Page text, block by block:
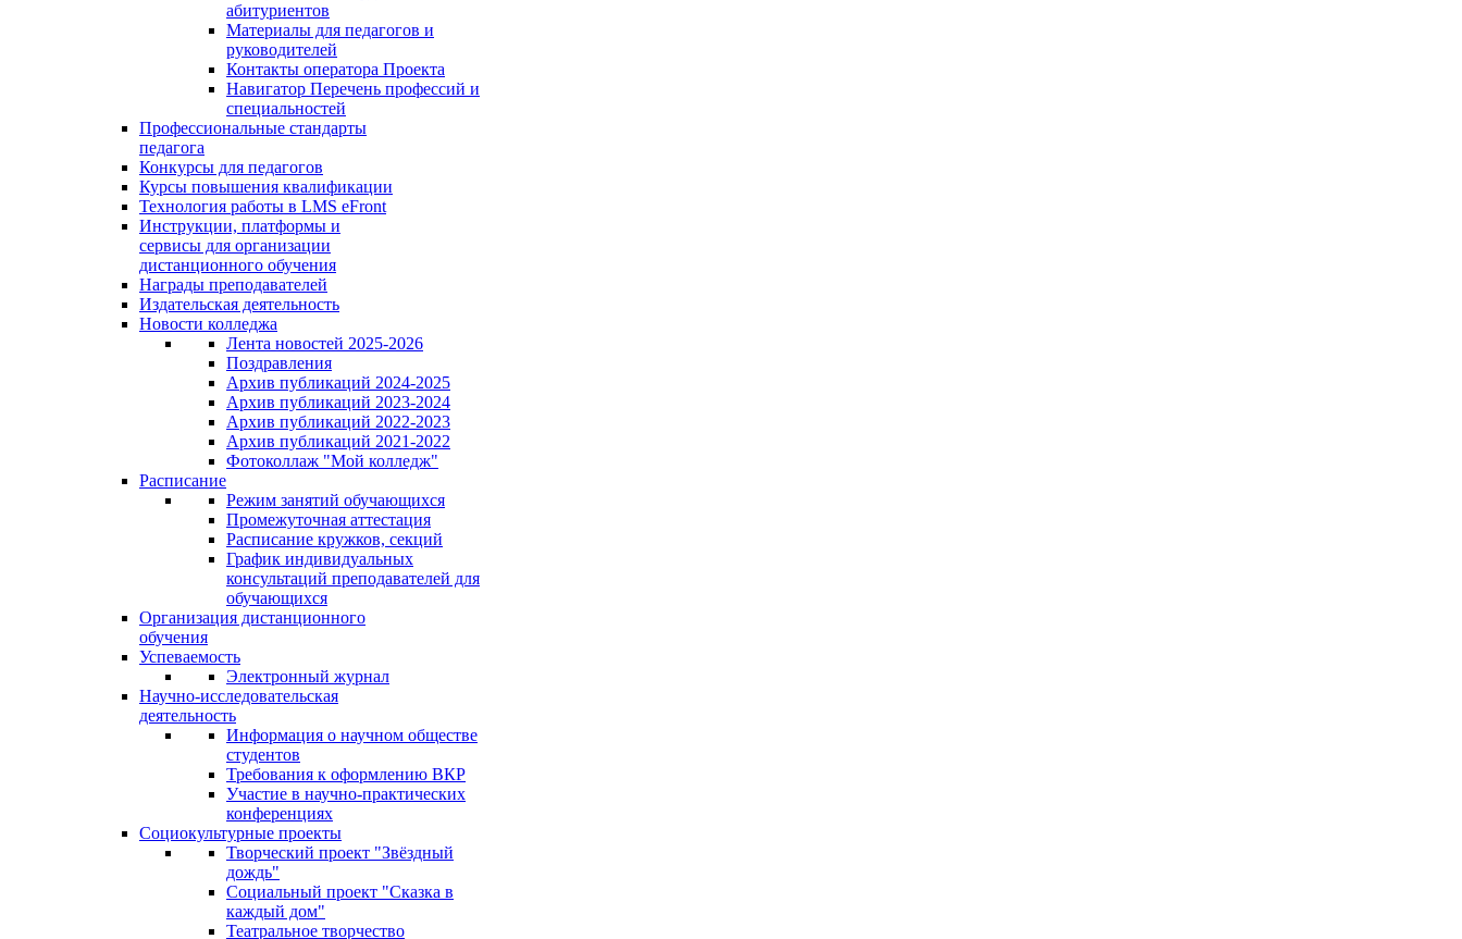
абитуриентов
Материалы для педагогов и
руководителей
Контакты оператора Проекта
Навигатор Перечень профессий и
специальностей
Профессиональные стандарты
педагога
Конкурсы для педагогов
Курсы повышения квалификации
Технология работы в LMS eFront
Инструкции, платформы и
сервисы для организации
дистанционного обучения
Награды преподавателей
Издательская деятельность
Новости колледжа
Лента новостей 2025-2026
Поздравления
Архив публикаций 2024-2025
Архив публикаций 2023-2024
Архив публикаций 2022-2023
Архив публикаций 2021-2022
Фотоколлаж "Мой колледж"
Расписание
Режим занятий обучающихся
Промежуточная аттестация
Расписание кружков, секций
График индивидуальных
консультаций преподавателей для
обучающихся
Организация дистанционного
обучения
Успеваемость
Электронный журнал
Научно-исследовательская
деятельность
Информация о научном обществе
студентов
Требования к оформлению ВКР
Участие в научно-практических
конференциях
Социокультурные проекты
Творческий проект "Звёздный
дождь"
Социальный проект "Сказка в
каждый дом"
Театральное творчество